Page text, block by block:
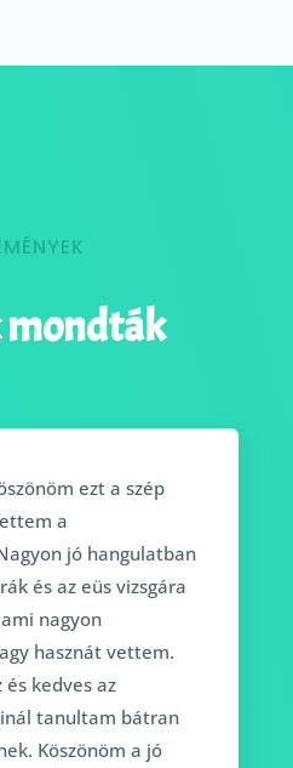
mondták
ezt a szép
a
jó hangulatban
és az eüs vizsgára
nagyon
hasznát vettem.
és kedves az
tanultam bátran
Köszönöm a jó